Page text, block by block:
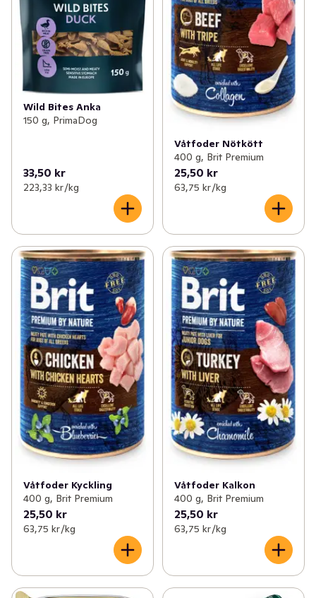
Wild Bites Anka
150 g, PrimaDog
33,50 kr
223,33 kr /kg
Våtfoder Nötkött
400 g, Brit Premium
25,50 kr
63,75 kr /kg
Våtfoder Kyckling
400 g, Brit Premium
25,50 kr
63,75 kr /kg
Våtfoder Kalkon
400 g, Brit Premium
25,50 kr
63,75 kr /kg